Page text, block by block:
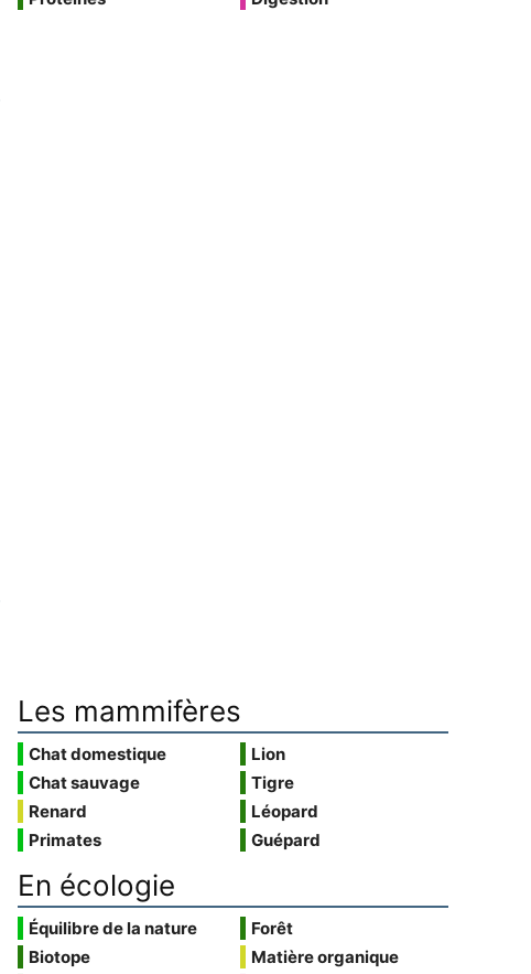
Les mammifères
Chat domestique
Chat sauvage
Renard
Primates
Lion
Tigre
Léopard
Guépard
En écologie
Équilibre de la nature
Biotope
Forêt
Matière organique